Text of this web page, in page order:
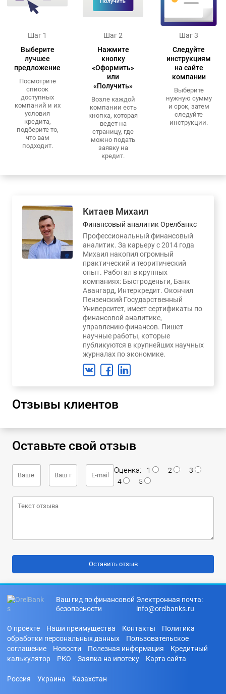
Шаг 1
Выберите
лучшее
предложение
Посмотрите
список
доступных
компаний и их
условия
кредита,
подберите то,
что вам
подходит.
Шаг 2
Нажмите
кнопку
«Оформить»
или
«Получить»
Возле каждой
компании есть
кнопка, которая
ведет на
страницу, где
можно подать
заявку на
кредит.
Шаг 3
Следуйте
инструкциям
на сайте
компании
Выберите
нужную сумму
и срок, затем
следуйте
инструкции.
Китаев Михаил
Финансовый аналитик Орелбанкс
Профессиональный финансовый
аналитик. За карьеру с 2014 года
Михаил накопил огромный
практический и теоритический
опыт. Работал в крупных
компаниях: Быстроденьги, Банк
Авангард, Интеркредит. Окончил
Пензенский Государственный
Университет, имеет сертификаты по
финансовой аналитике,
управлению финансов. Пишет
научные работы, которые
публикуются в крупнейших научных
журналах по экономике.
Отзывы клиентов
Оставьте свой отзыв
Оценка: 1 2
3
4
5
Ваш гид по финансовой
безопасности
Электронная почта:
info@orelbanks.ru
О проекте Наши преимущества Контакты
Политика
обработки персональных данных
Пользовательское
соглашение
Новости Полезная информация
Кредитный
калькулятор
РКО Заявка на ипотеку Карта сайта
Россия Украина Казахстан